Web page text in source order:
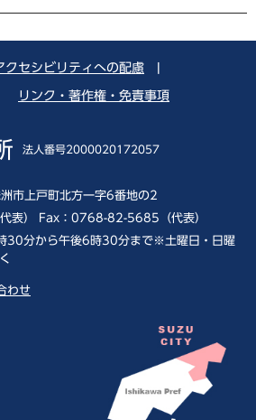
クセシビリティへの配慮
リンク・著作権・免責事項
法人番号2000020172057
上戸町北方一字6番地の2
表） Fax：0768-82-5685（代表）
30分から午後6時30分まで※土曜日・日曜
わせ